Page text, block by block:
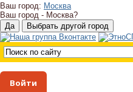
Ваш город: Москва
Ваш город - Москва?
Войти